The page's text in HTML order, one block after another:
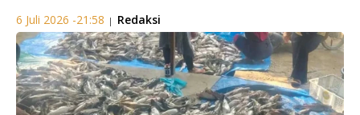
6 Juli 2026 -21:58 | Redaksi